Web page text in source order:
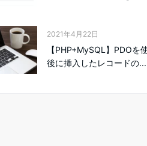
2021年4月22日
【PHP+MySQL】PDOを
後に挿入したレコードの...